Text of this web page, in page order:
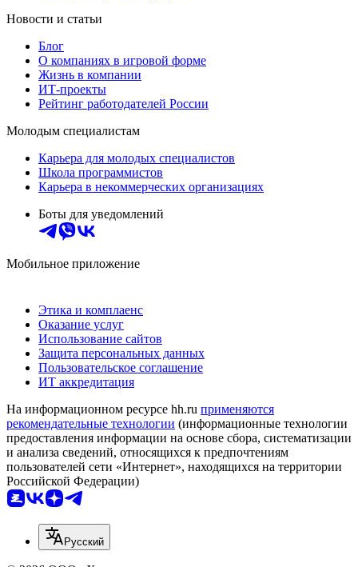
Новости и статьи
Блог
О компаниях в игровой форме
Жизнь в компании
ИТ-проекты
Рейтинг работодателей России
Молодым специалистам
Карьера для молодых специалистов
Школа программистов
Карьера в некоммерческих организациях
Боты для уведомлений
Мобильное приложение
Этика и комплаенс
Оказание услуг
Использование сайтов
Защита персональных данных
Пользовательское соглашение
ИТ аккредитация
На информационном ресурсе hh.ru применяются
рекомендательные технологии (информационные технологии
предоставления информации на основе сбора, систематизации
и анализа сведений, относящихся к предпочтениям
пользователей сети «Интернет», находящихся на территории
Российской Федерации)
Русский